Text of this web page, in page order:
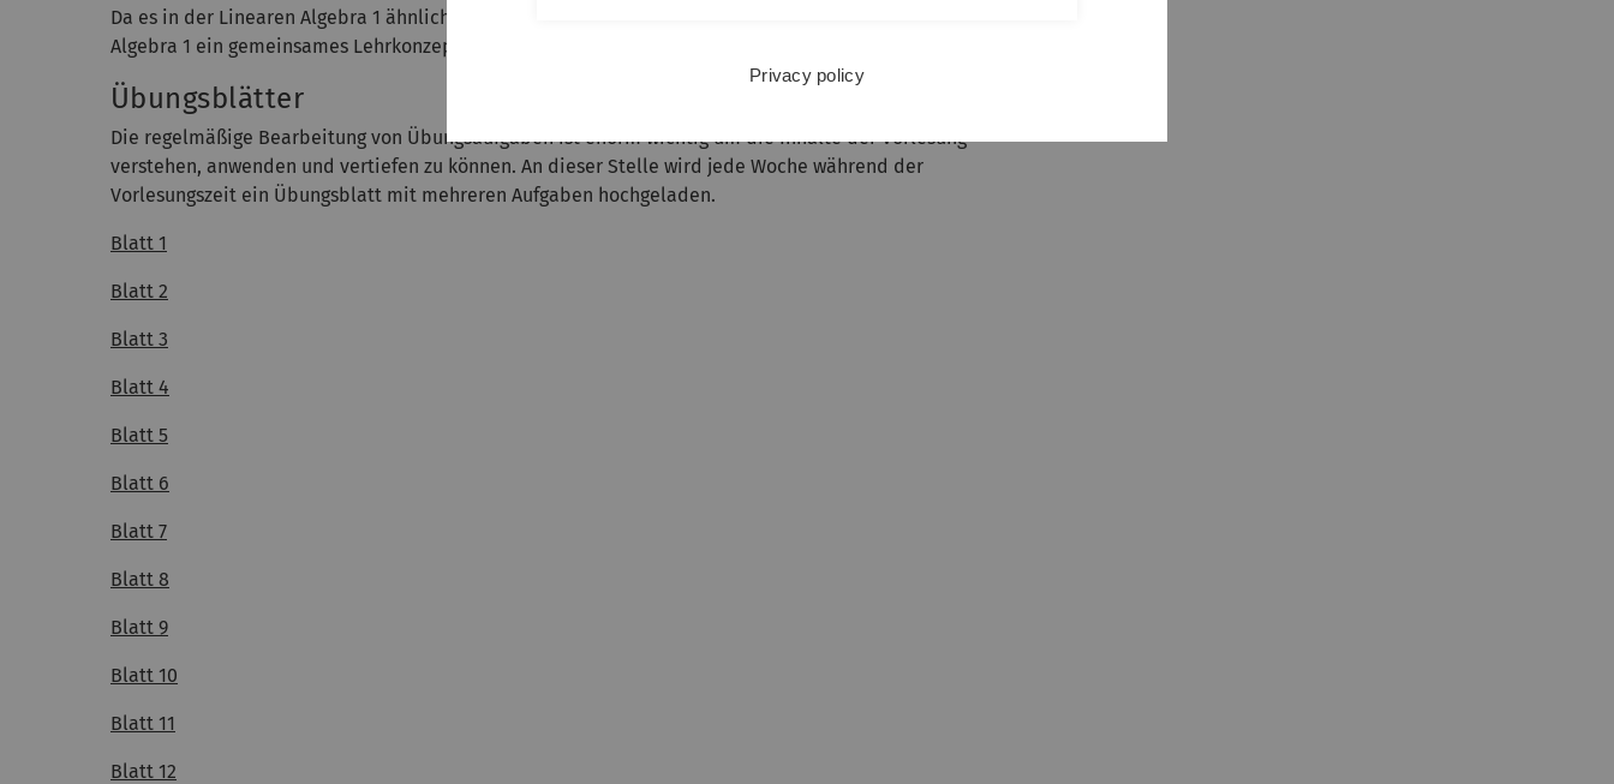
Da es in der Linearen Algebra 1 ähnliche Zielsetzungen gibt, wurde für die Analysis 1 und die Lineare
Algebra 1 ein gemeinsames Lehrkonzept erstellt, welches in nachfolgendem Abschnitt beschrieben wird.
Übungsblätter
Die regelmäßige Bearbeitung von Übungsaufgaben ist enorm wichtig um die Inhalte der Vorlesung
verstehen, anwenden und vertiefen zu können. An dieser Stelle wird jede Woche während der
Vorlesungszeit ein Übungsblatt mit mehreren Aufgaben hochgeladen.
Blatt 1
Blatt 2
Blatt 3
Blatt 4
Blatt 5
Blatt 6
Blatt 7
Blatt 8
Blatt 9
Blatt 10
Blatt 11
Blatt 12
Privacy policy